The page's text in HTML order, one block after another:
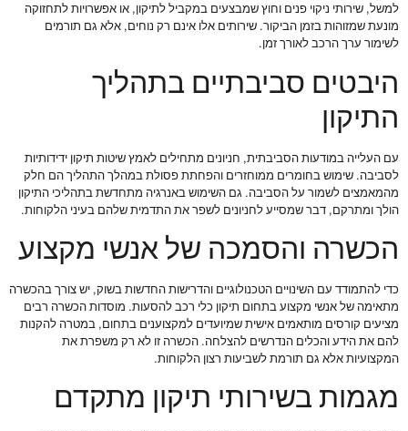
למשל, שירותי ניקוי פנים וחוץ שמבצעים במקביל לתיקון, או אפשרויות לתחזוקה
מונעת שמזוהות בזמן הביקור. שירותים אלו אינם רק נוחים, אלא גם תורמים
לשימור ערך הרכב לאורך זמן.
היבטים סביבתיים בתהליך
התיקון
עם העלייה במודעות הסביבתית, חניונים מתחילים לאמץ שיטות תיקון ידידותיות
לסביבה. שימוש בחומרים ממוחזרים והפחתת פסולת במהלך התהליך הם חלק
מהמאמצים לשמור על הסביבה. גם השימוש באנרגיה מתחדשת בתהליכי התיקון
הולך ומתרקם, דבר שמסייע לחניונים לשפר את התדמית שלהם בעיני הלקוחות.
הכשרה והסמכה של אנשי מקצוע
כדי להתמודד עם השינויים הטכנולוגיים והדרישות החדשות בשוק, יש צורך בהכשרה
מתאימה של אנשי מקצוע בתחום תיקון כלי רכב להסעות. מוסדות הכשרה רבים
מציעים קורסים מותאמים אישית שמיועדים למקצוענים בתחום, במטרה להקנות
להם את הידע והכלים הנדרשים להצלחה. הכשרה זו לא רק משפרת את
המקצועיות אלא גם תורמת לשביעות רצון הלקוחות.
מגמות בשירותי תיקון מתקדם